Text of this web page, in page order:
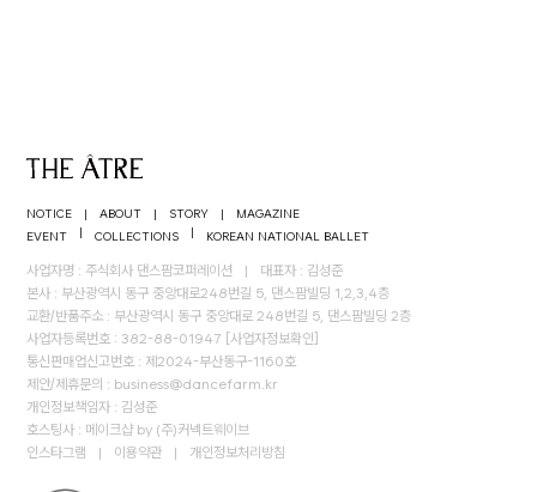
NOTICE | ABOUT | STORY |
MAGAZINE
EVENT
| COLLECTIONS | KOREAN NATIONAL BALLET
사업자명 : 주식회사 댄스팜코퍼레이션 |
대표자 : 김성준
본사 : 부산광역시 동구 중앙대로248번길 5, 댄스팜빌딩 1,2,3,4층
교환/반품주소 : 부산광역시 동구 중앙대로 248번길 5, 댄스팜빌딩 2층
사업자등록번호 : 382-88-01947 [사업자정보확인]
통신판매업신고번호 : 제2024-부산동구-1160호
제안/제휴문의 : business@dancefarm.kr
개인정보책임자 : 김성준
호스팅사 : 메이크샵 by (주)커넥트웨이브
인스타그램
| 이용약관 | 개인정보처리방침